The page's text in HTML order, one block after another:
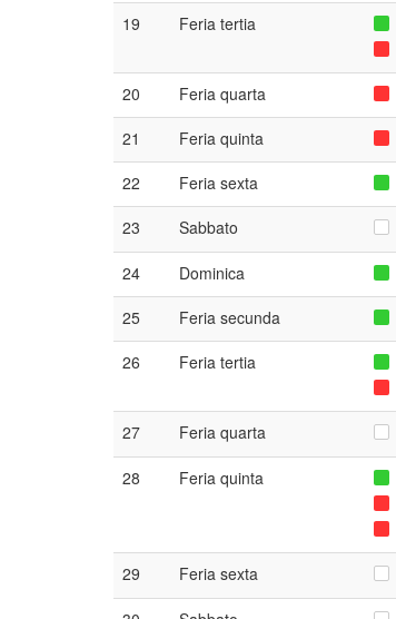
19
Feria tertia
20
Feria quarta
21
Feria quinta
22
Feria sexta
23
Sabbato
24
Dominica
25
Feria secunda
26
Feria tertia
27
Feria quarta
28
Feria quinta
29
Feria sexta